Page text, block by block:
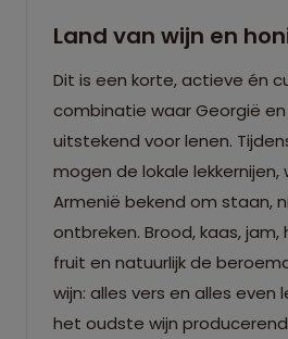
Land van wijn en
Dit is een korte, actieve én
combinatie waar Georgië en
uitstekend voor lenen.
mogen de lokale lekkernijen,
Armenië bekend om staan,
ontbreken. Brood, kaas,
fruit en natuurlijk de
wijn: alles vers en alles even
het oudste wijn